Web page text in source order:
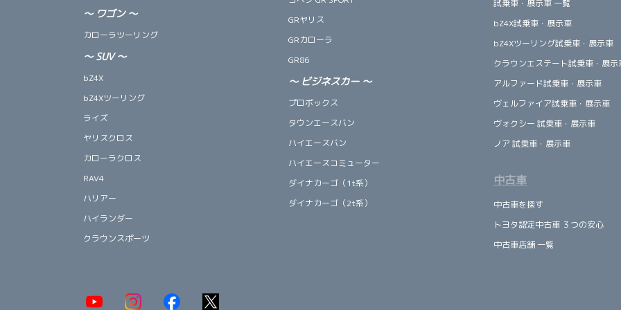
～ ワゴン ～
カローラツーリング
～ SUV～
bZ4X
bZ4Xツーリング
ライズ
ヤリスクロス
カローラクロス
RAV4
ハリアー
ハイランダー
クラウンスポーツ
GRヤリス
GRカローラ
GR86
～ ビジネスカー ～
プロボックス
タウンエースバン
ハイエースバン
ハイエースコミューター
ダイナカーゴ（1t系）
ダイナカーゴ（2t系）
試乗車・展示車 一覧
bZ4X試乗車・展示車
bZ4Xツーリング試乗車・展示車
クラウンエステート試乗車・展示
アルファード試乗車・展示車
ヴェルファイア試乗車・展示車
ヴォクシー 試乗車・展示車
ノア 試乗車・展示車
中古車
中古車を探す
トヨタ認定中古車 ３つの安心
中古車店舗 一覧